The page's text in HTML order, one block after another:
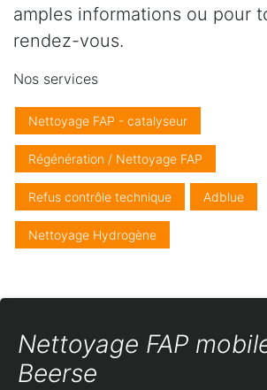
amples informations ou pour
rendez-vous.
Nos services
Nettoyage FAP - catalyseur
Régénération / Nettoyage FAP
Refus contrôle technique Adblue
Nettoyage Hydrogène
Nettoyage FAP
Beerse